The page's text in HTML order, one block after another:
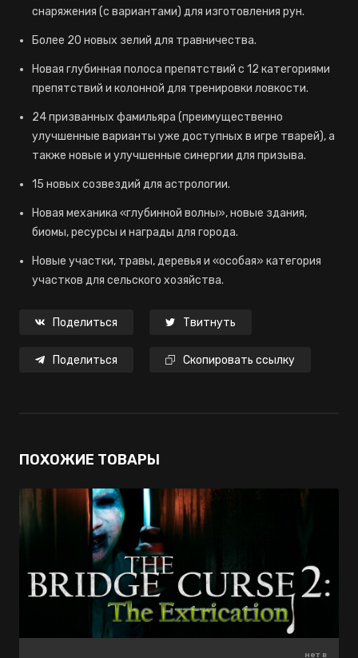
снаряжения (с вариантами) для изготовления рун.
Более 20 новых зелий для травничества.
Новая глубинная полоса препятствий с 12 категориями
препятствий и колонной для тренировки ловкости.
24 призванных фамильяра (преимущественно
улучшенные варианты уже доступных в игре тварей), а
также новые и улучшенные синергии для призыва.
15 новых созвездий для астрологии.
Новая механика «глубинной волны», новые здания,
биомы, ресурсы и награды для города.
Новые участки, травы, деревья и «особая» категория
участков для сельского хозяйства.
Поделиться Твитнуть
Поделиться Скопировать ссылку
ПОХОЖИЕ ТОВАРЫ
нет в
249 ₽
435 ₽